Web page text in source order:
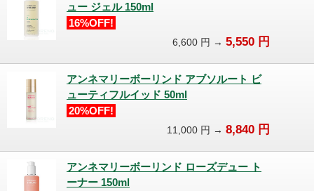
ュー ジェル 150ml
16%OFF!
6,600 円 →5,550 円
アンネマリーボーリンド アブソルート ビ
ューティフルイッド 50ml
20%OFF!
11,000 円 →8,840 円
アンネマリーボーリンド ローズデュー ト
ーナー 150ml